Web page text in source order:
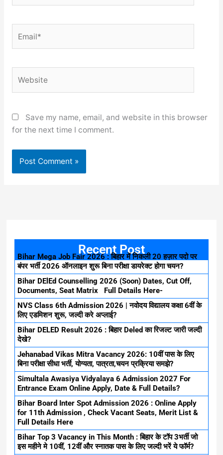
Save my name, email, and website in this browser
for the next time I comment.
Recent Post
Bihar Mega Job Fair 2026 : बिहार में निकली 20 हज़ार पदो पर
बंपर भर्ती 2026 ऑनलाइन शुरू बिना परीक्षा डायरेक्ट होगा चयन?
Bihar DElEd Counselling 2026 (Soon) Dates, Cut Off,
Documents, Seat Matrix Full Details Here-
NVS Class 6th Admission 2026 | नवोदय विद्यालय कक्षा 6वीं के
लिए एडमिशन शुरू, जल्दी करे अप्लाई?
Bihar DELED Result 2026 : बिहार Deled का रिजल्ट जारी जल्दी
देखे?
Jehanabad Vikas Mitra Vacancy 2026: 10वीं पास के लिए
बिना परीक्षा सीधा भर्ती, योग्यता, पात्रता,चयन प्रक्रिया समझे?
Simultala Awasiya Vidyalaya 6 Admission 2027 For
Entrance Exam Online Apply, Date & Full Details?
Bihar Board Inter Spot Admission 2026 : Online Apply
for 11th Admission , Check Vacant Seats, Merit List &
Full Details Here
Bihar Top 3 Vacancy in This Month : बिहार के टॉप 3भर्ती जो
इस महीने मे 10वीं, 12वीं और स्नातक पास के लिए जल्दी भरें ये फॉर्म?